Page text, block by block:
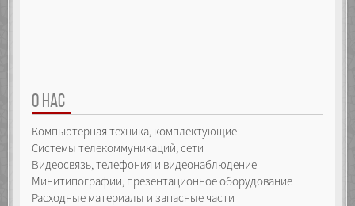
О НАС
Компьютерная техника, комплектующие
Системы телекоммуникаций, сети
Видеосвязь, телефония и видеонаблюдение
Минитипографии, презентационное оборудование
Расходные материалы и запасные части